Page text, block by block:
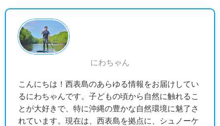
にわちゃん
こんにちは！西表島のあらゆる情報をお届けしてい
るにわちゃんです。子どもの頃から自然に触れるこ
とが大好きで、特に沖縄の豊かな自然環境に魅了さ
れています。現在は、西表島を拠点に、シュノーケ